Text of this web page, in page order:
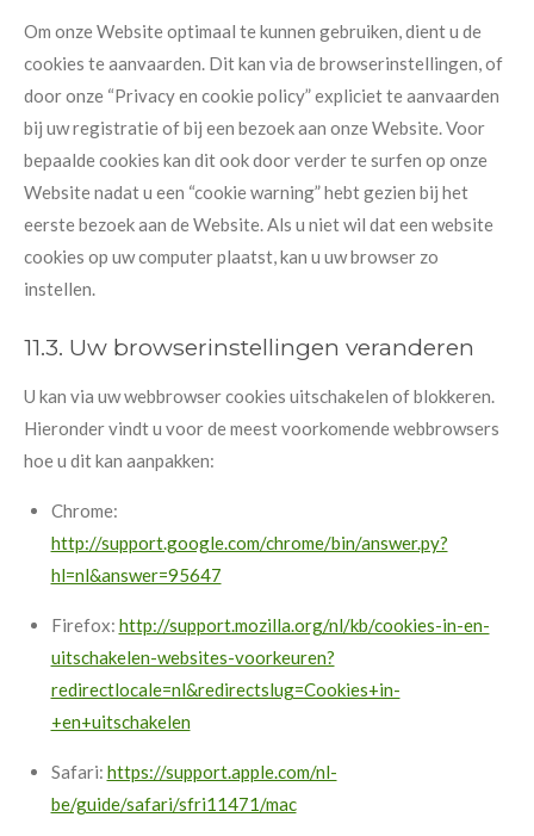
Om onze Website optimaal te kunnen gebruiken, dient u de
cookies te aanvaarden. Dit kan via de browserinstellingen, of
door onze “Privacy en cookie policy” expliciet te aanvaarden
bij uw registratie of bij een bezoek aan onze Website. Voor
bepaalde cookies kan dit ook door verder te surfen op onze
Website nadat u een “cookie warning” hebt gezien bij het
eerste bezoek aan de Website. Als u niet wil dat een website
cookies op uw computer plaatst, kan u uw browser zo
instellen.
11.3. Uw browserinstellingen veranderen
U kan via uw webbrowser cookies uitschakelen of blokkeren.
Hieronder vindt u voor de meest voorkomende webbrowsers
hoe u dit kan aanpakken:
Chrome:
http://support.google.com/chrome/bin/answer.py?
hl=nl&answer=95647
Firefox: http://support.mozilla.org/nl/kb/cookies-in-en-
uitschakelen-websites-voorkeuren?
redirectlocale=nl&redirectslug=Cookies+in-
+en+uitschakelen
Safari: https://support.apple.com/nl-
be/guide/safari/sfri11471/mac